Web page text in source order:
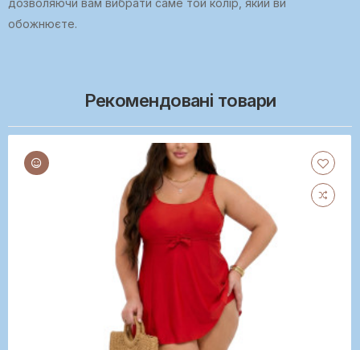
дозволяючи вам вибрати саме той колір, який ви
обожнюєте.
Рекомендовані товари